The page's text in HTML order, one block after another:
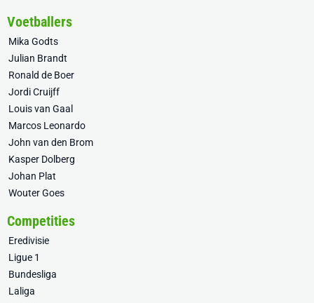
Voetballers
Mika Godts
Julian Brandt
Ronald de Boer
Jordi Cruijff
Louis van Gaal
Marcos Leonardo
John van den Brom
Kasper Dolberg
Johan Plat
Wouter Goes
Competities
Eredivisie
Ligue 1
Bundesliga
Laliga